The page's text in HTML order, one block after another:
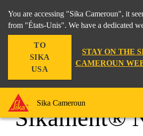
You are accessing "Sika Cameroun", it
from "États-Unis". We have a dedicated
TO
SIKA
USA
STAY ON THE
CAMEROUN
Sika Cameroun
Construction Sikament®
Sikament®